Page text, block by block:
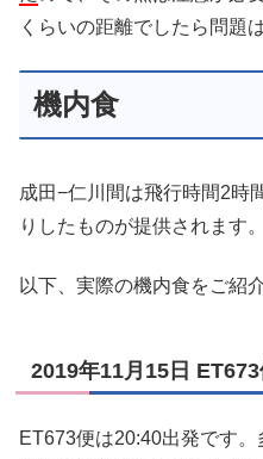
くらいの距離でしたら問題
機内食
成田−仁川間は飛行時間2時
りしたものが提供されます。
以下、実際の機内食をご紹
2019年11月15日
ET673便は20:40出発です